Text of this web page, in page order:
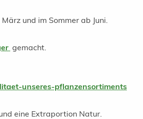
und im Sommer ab Juni.
gemacht.
unseres-pflanzensortiments
eine Extraportion Natur.